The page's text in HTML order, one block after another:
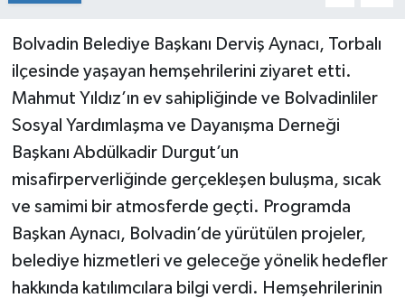
Bolvadin Belediye Başkanı Derviş Aynacı, Torbalı
ilçesinde yaşayan hemşehrilerini ziyaret etti.
Mahmut Yıldız’ın ev sahipliğinde ve Bolvadinliler
Sosyal Yardımlaşma ve Dayanışma Derneği
Başkanı Abdülkadir Durgut’un
misafirperverliğinde gerçekleşen buluşma, sıcak
ve samimi bir atmosferde geçti. Programda
Başkan Aynacı, Bolvadin’de yürütülen projeler,
belediye hizmetleri ve geleceğe yönelik hedefler
hakkında katılımcılara bilgi verdi. Hemşehrilerinin